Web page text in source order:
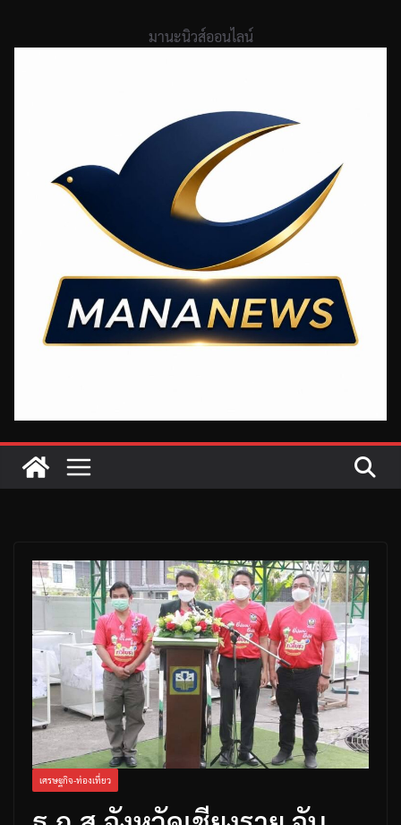
มานะนิวส์ออนไลน์
เศรษฐกิจ-ท่องเที่ยว